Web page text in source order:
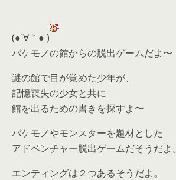
(●´∀｀● )
バケモノの館からの脱出ゲームだよ〜
謎の館で目が覚めた少年が、
記憶喪失の少女と共に
館を出るための書きを探すよ〜
バケモノやモンスターを題材とした
アドベンチャー脱出ゲームだそうだよ。
エンティングは２つあるそうだよ。